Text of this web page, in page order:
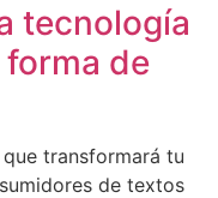
tecnología
de
transformará tu
de textos